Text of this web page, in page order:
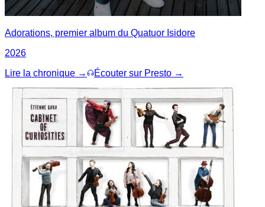
Adorations, premier album du Quatuor Isidore
2026
Lire la chronique →
Écouter sur Presto →